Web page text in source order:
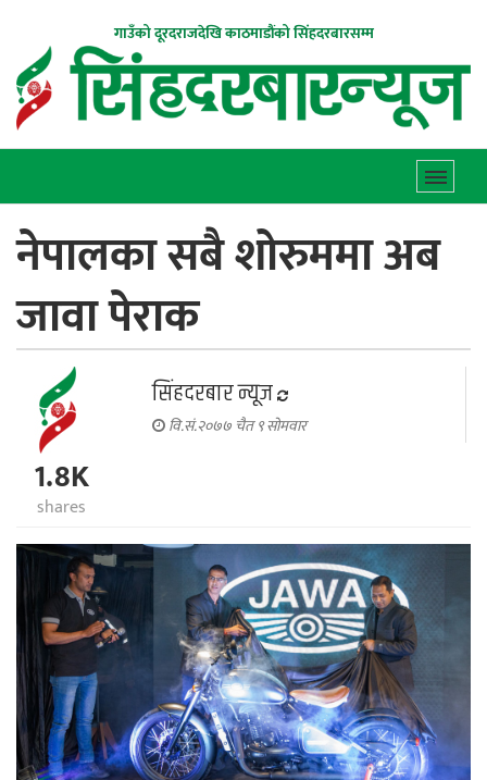
गाउँको दूरदराजदेखि काठमाडौंको सिंहदरबारसम्म
नेपालका सबै शोरुममा अब
जावा पेराक
सिंहदरबार न्यूज
वि.सं.२०७७ चैत ९ सोमवार
1.8K
shares